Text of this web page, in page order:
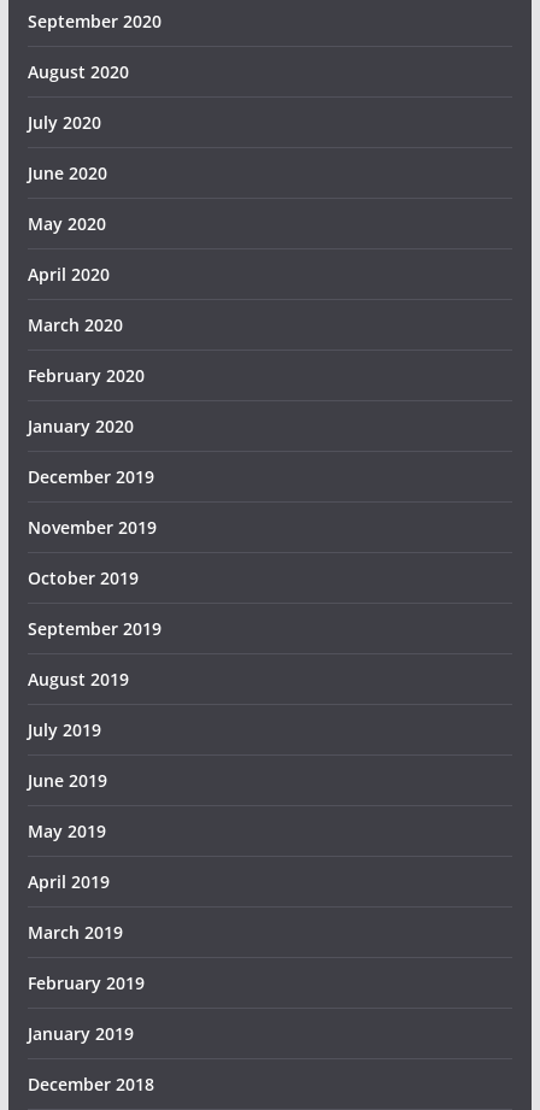
September 2020
August 2020
July 2020
June 2020
May 2020
April 2020
March 2020
February 2020
January 2020
December 2019
November 2019
October 2019
September 2019
August 2019
July 2019
June 2019
May 2019
April 2019
March 2019
February 2019
January 2019
December 2018